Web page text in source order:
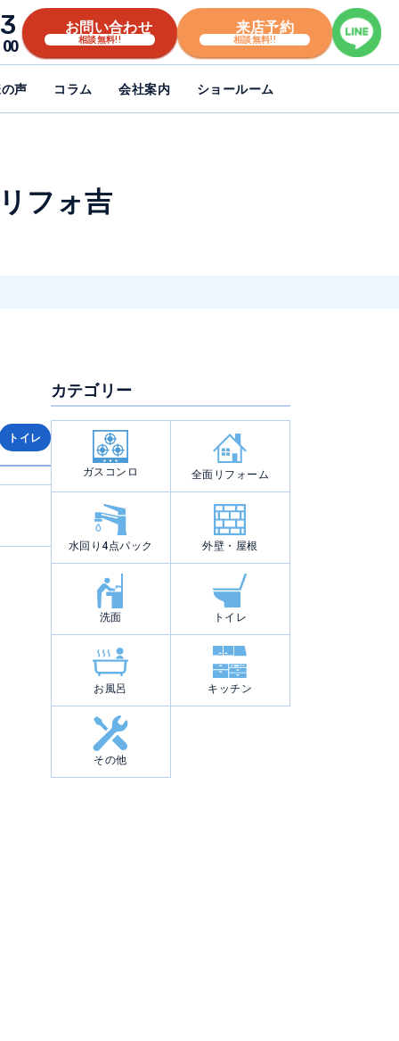
お問い合わせ
相談無料!!
来店予約
相談無料!!
声 コラム 会社案内 ショールーム
フォ吉
トイレ
カテゴリー
ガスコンロ 全面リフォーム
水回り4点パック 外壁・屋根
洗面 トイレ
お風呂 キッチン
その他